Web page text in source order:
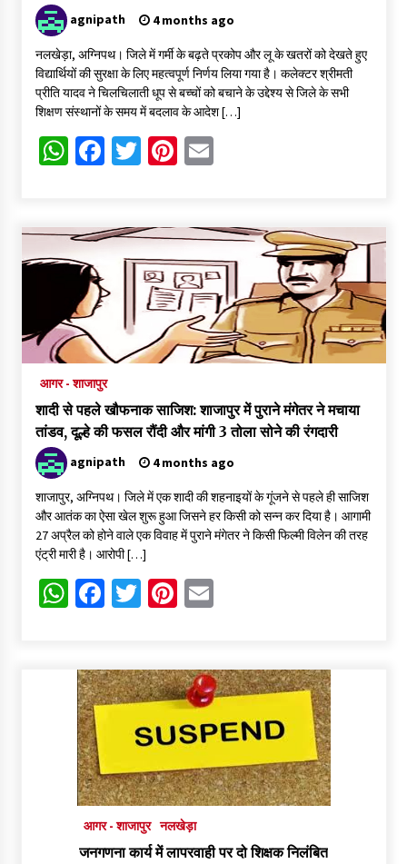
agnipath 4 months ago
नलखेड़ा, अग्निपथ। जिले में गर्मी के बढ़ते प्रकोप और लू के खतरों को देखते हुए
विद्यार्थियों की सुरक्षा के लिए महत्वपूर्ण निर्णय लिया गया है। कलेक्टर श्रीमती
प्रीति यादव ने चिलचिलाती धूप से बच्चों को बचाने के उद्देश्य से जिले के सभी
शिक्षण संस्थानों के समय में बदलाव के आदेश […]
WhatsApp
Facebook
TwitterPinterest
Email
आगर - शाजापुर
शादी से पहले खौफनाक साजिश: शाजापुर में पुराने मंगेतर ने मचाया
तांडव, दूल्हे की फसल रौंदी और मांगी 3 तोला सोने की रंगदारी
agnipath 4 months ago
शाजापुर, अग्निपथ। जिले में एक शादी की शहनाइयों के गूंजने से पहले ही साजिश
और आतंक का ऐसा खेल शुरू हुआ जिसने हर किसी को सन्न कर दिया है। आगामी
27 अप्रैल को होने वाले एक विवाह में पुराने मंगेतर ने किसी फिल्मी विलेन की तरह
एंट्री मारी है। आरोपी […]
WhatsApp
Facebook
TwitterPinterest
Email
आगर - शाजापुर नलखेड़ा
जनगणना कार्य में लापरवाही पर दो शिक्षक निलंबित